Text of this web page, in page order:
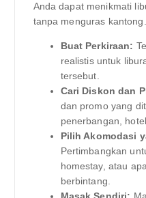
Anda dapat menikmati
tanpa menguras kantong.
Buat Perkiraan:
realistis untuk
tersebut.
Cari Diskon dan
dan promo yang
penerbangan,
Pilih Akomodasi
Pertimbangkan
homestay, atau
berbintang.